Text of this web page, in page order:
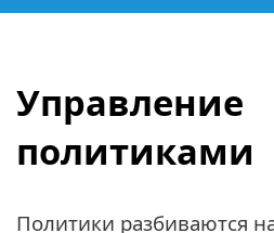
Управление
политиками
Политики разбиваются